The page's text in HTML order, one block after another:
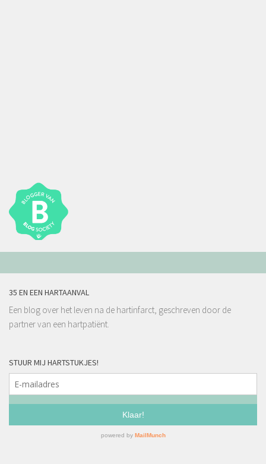
35 EN EEN HARTAANVAL
Een blog over het leven na de hartinfarct, geschreven door de
partner van een hartpatiënt.
STUUR MIJ HARTSTUKJES!